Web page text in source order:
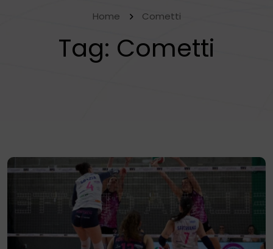
Home Cometti
Tag: Cometti